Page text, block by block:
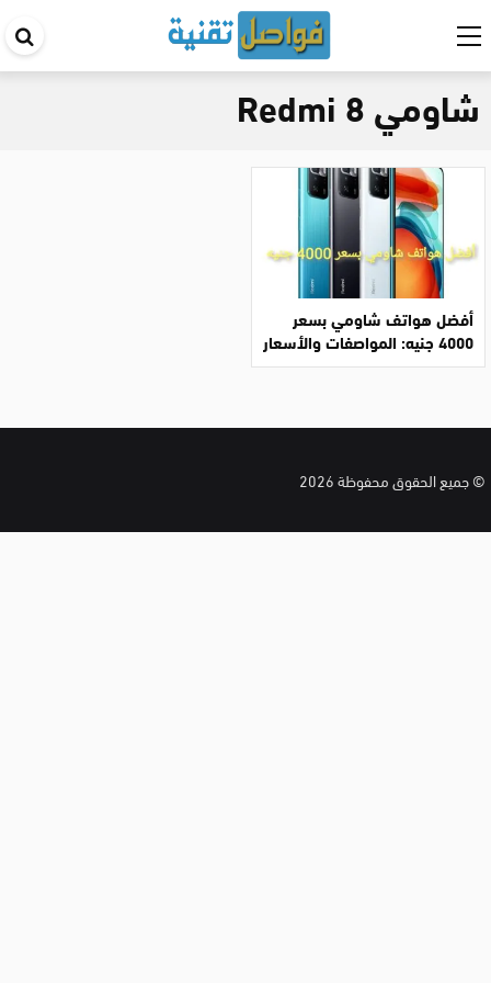
شاومي Redmi 8
أفضل هواتف شاومي بسعر
4000 جنيه: المواصفات والأسعار
© جميع الحقوق محفوظة 2026